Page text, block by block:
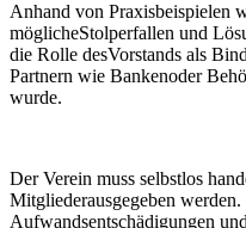
Anhand von Praxisbeispielen
möglicheStolperfallen und
die Rolle desVorstands als
Partnern wie Bankenoder
wurde.
Der Verein muss selbstlos
Mitgliederausgegeben
Aufwandsentschädigungen